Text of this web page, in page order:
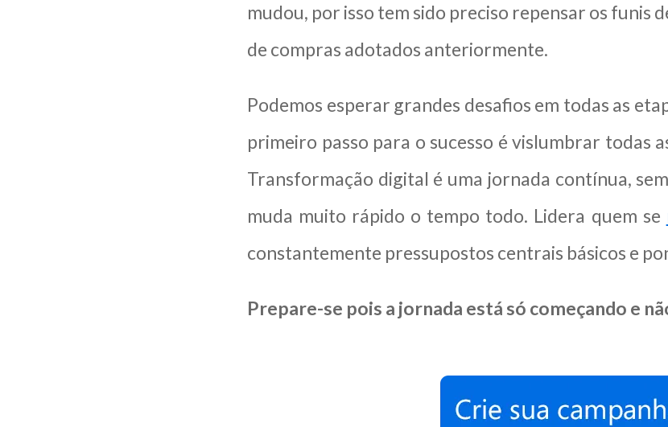
mudou, por isso tem sido preciso repensar os funis
de compras adotados anteriormente.
Podemos esperar grandes desafios em todas as
primeiro passo para o sucesso é vislumbrar todas
Transformação digital é uma jornada contínua,
muda muito rápido o tempo todo. Lidera quem se
constantemente pressupostos centrais básicos e
Prepare-se pois a jornada está só começando e